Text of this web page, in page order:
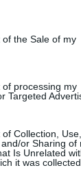
to Google and
specified
the Sale of my
processing my
Targeted
Collection, Use,
or Sharing of
Is Unrelated
it was collected.
αγκαλιά
Ελβετία και
για φαγητό